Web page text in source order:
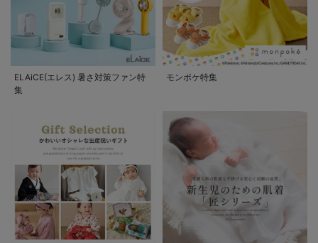
ELAiCE(エレス) 暑さ対策ファン特
集
モンポケ特集